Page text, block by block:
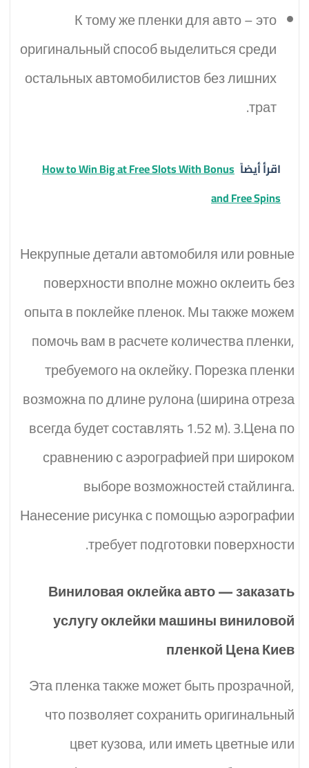
К тому же пленки для авто – это
оригинальный способ выделиться среди
остальных автомобилистов без лишних
трат.
اقرأ أيضاً How to Win Big at Free Slots With Bonus
and Free Spins
Некрупные детали автомобиля или ровные
поверхности вполне можно оклеить без
опыта в поклейке пленок. Мы также можем
помочь вам в расчете количества пленки,
требуемого на оклейку. Порезка пленки
возможна по длине рулона (ширина отреза
всегда будет составлять 1.52 м). 3.Цена по
сравнению с аэрографией при широком
выборе возможностей стайлинга.
Нанесение рисунка с помощью аэрографии
требует подготовки поверхности.
Виниловая оклейка авто — заказать
услугу оклейки машины виниловой
пленкой Цена Киев
Эта пленка также может быть прозрачной,
что позволяет сохранить оригинальный
цвет кузова, или иметь цветные или